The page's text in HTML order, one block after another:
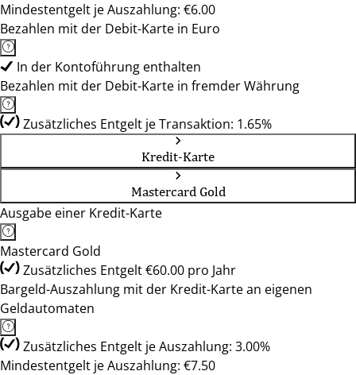
Mindestentgelt je Auszahlung: €6.00
Bezahlen mit der Debit-Karte in Euro
In der Kontoführung enthalten
Bezahlen mit der Debit-Karte in fremder Währung
Zusätzliches Entgelt je Transaktion: 1.65%
Kredit-Karte
Mastercard Gold
Ausgabe einer Kredit-Karte
Mastercard Gold
Zusätzliches Entgelt €60.00 pro Jahr
Bargeld-Auszahlung mit der Kredit-Karte an eigenen
Geldautomaten
Zusätzliches Entgelt je Auszahlung: 3.00%
Mindestentgelt je Auszahlung: €7.50